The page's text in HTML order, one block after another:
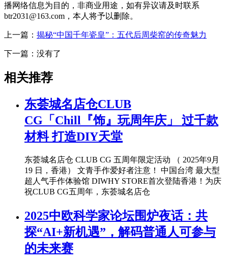
播网络信息为目的，非商业用途，如有异议请及时联系
btr2031@163.com，本人将予以删除。
上一篇： 揭秘“中国千年瓷皇”：五代后周柴窑的传奇魅力
下一篇：没有了
相关推荐
东荟城名店仓CLUB
CG「Chill『饰』玩周年庆」 过千款
材料 打造DIY天堂
东荟城名店仓 CLUB CG 五周年限定活动 （ 2025年9月
19 日，香港） 文青手作爱好者注意！ 中国台湾 最大型
超人气手作体验馆 DIWHY STORE首次登陆香港！为庆
祝CLUB CG五周年，东荟城名店仓
2025中欧科学家论坛围炉夜话：共
探“AI+新机遇”，解码普通人可参与
的未来赛